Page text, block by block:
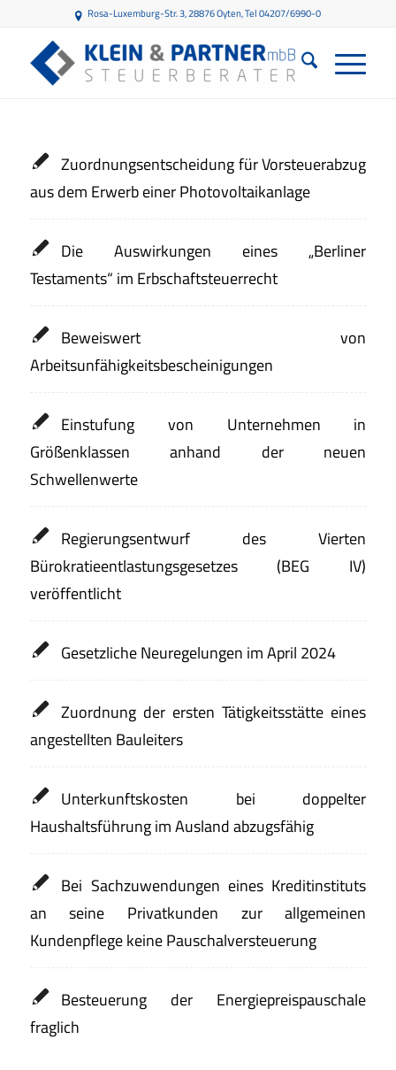
Rosa-Luxemburg-Str. 3, 28876 Oyten, Tel 04207/6990-0
Zuordnungsentscheidung für Vorsteuerabzug
aus dem Erwerb einer Photovoltaikanlage
Die Auswirkungen eines „Berliner
Testaments“ im Erbschaftsteuerrecht
Beweiswert von
Arbeitsunfähigkeitsbescheinigungen
Einstufung von Unternehmen in
Größenklassen anhand der neuen
Schwellenwerte
Regierungsentwurf des Vierten
Bürokratieentlastungsgesetzes (BEG IV)
veröffentlicht
Gesetzliche Neuregelungen im April 2024
Zuordnung der ersten Tätigkeitsstätte eines
angestellten Bauleiters
Unterkunftskosten bei doppelter
Haushaltsführung im Ausland abzugsfähig
Bei Sachzuwendungen eines Kreditinstituts
an seine Privatkunden zur allgemeinen
Kundenpflege keine Pauschalversteuerung
Besteuerung der Energiepreispauschale
fraglich